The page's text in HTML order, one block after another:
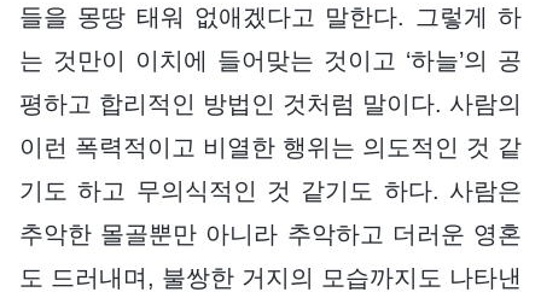
들을 몽땅 태워 없애겠다고 말한다. 그렇게 하
는 것만이 이치에 들어맞는 것이고 ‘하늘’의 공
평하고 합리적인 방법인 것처럼 말이다. 사람의
이런 폭력적이고 비열한 행위는 의도적인 것 같
기도 하고 무의식적인 것 같기도 하다. 사람은
추악한 몰골뿐만 아니라 추악하고 더러운 영혼
도 드러내며, 불쌍한 거지의 모습까지도 나타낸